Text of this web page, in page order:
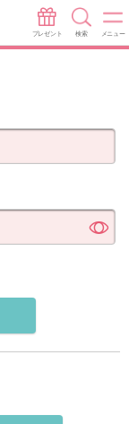
プレゼント 検索 メニュー